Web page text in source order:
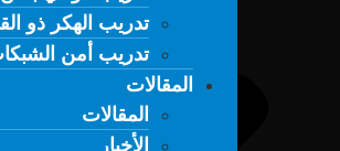
تدريب الهكر ذو
تدريب أمن
المقالات
المقالات
الأخبار
تدريب الهكر ذو
تدريب أمن
المقالات
المقالات
الأخبار